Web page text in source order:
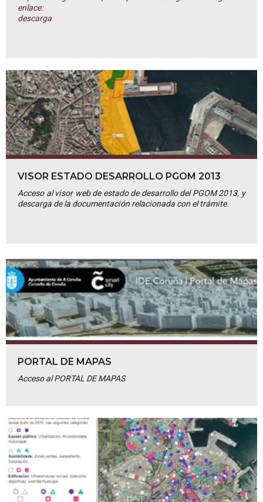
enlace:
descarga
VISOR ESTADO DESARROLLO PGOM 2013
Acceso al visor web de estado de desarrollo del PGOM 2013, y
descarga de la documentación relacionada con el trámite.
PORTAL DE MAPAS
Acceso al PORTAL DE MAPAS